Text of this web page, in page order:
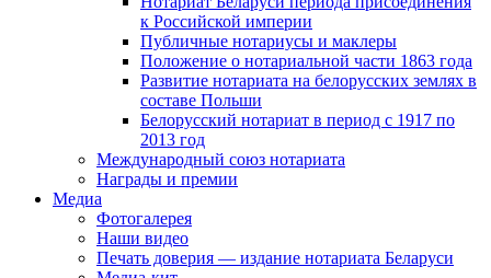
к Российской империи
Публичные нотариусы и маклеры
Положение о нотариальной части 1863 года
Развитие нотариата на белорусских землях в
составе Польши
Белорусский нотариат в период с 1917 по
2013 год
Международный союз нотариата
Награды и премии
Медиа
Фотогалерея
Наши видео
Печать доверия — издание нотариата Беларуси